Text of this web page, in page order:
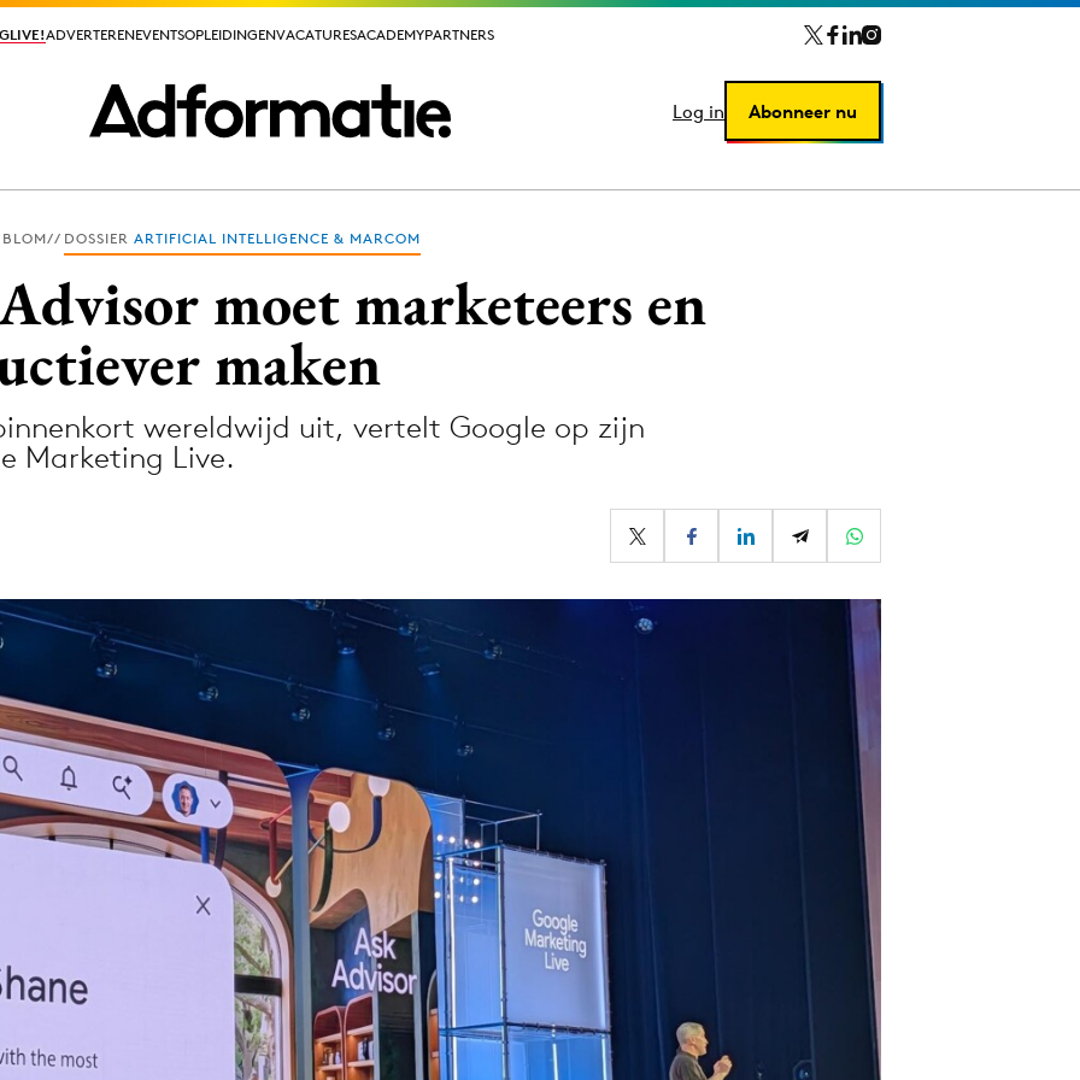
ADVERTERENEVENTSOPLEIDINGENVACATURESACADEMYPARTNERS
Log in Abonneer nu
ADVERTERENEVENTSOPLEIDINGENVACATURESACADEMYPARTNERS
Log in Abonneer nu
app
Media
Reputatie & crisis
BLOM DOSSIER ARTIFICIAL INTELLIGENCE & MARCOM
moet marketeers en
maken
wereldwijd uit, vertelt Google op zijn
Marketing Live.